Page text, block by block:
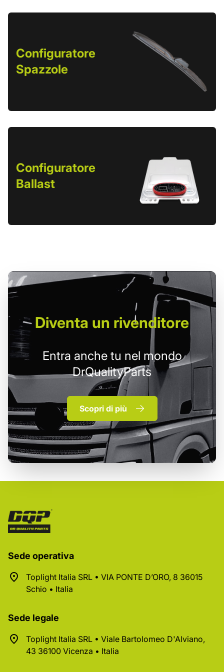
Configuratore
Spazzole
Configuratore
Ballast
Diventa un rivenditore
Entra anche tu nel mondo
DrQualityParts
Scopri di più
Sede operativa
Toplight Italia SRL • VIA PONTE D’ORO, 8 36015
Schio • Italia
Sede legale
Toplight Italia SRL • Viale Bartolomeo D'Alviano,
43 36100 Vicenza • Italia